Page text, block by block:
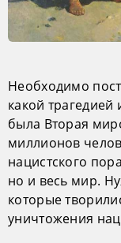
Необходимо
какой трагедией
была Вторая
миллионов
нацистского
но и весь мир.
которые
уничтожения